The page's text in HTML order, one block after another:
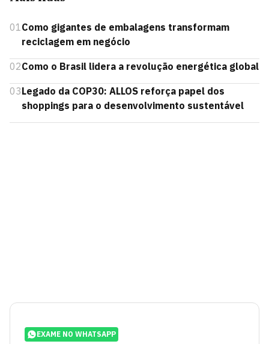
01Como gigantes de embalagens transformam
reciclagem em negócio
02Como o Brasil lidera a revolução energética global
03Legado da COP30: ALLOS reforça papel dos
shoppings para o desenvolvimento sustentável
EXAME NO WHATSAPP